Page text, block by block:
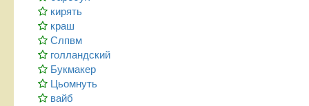
кирять
краш
Слпвм
голландский
Букмакер
Цьомнуть
вайб